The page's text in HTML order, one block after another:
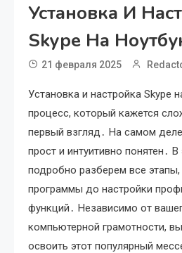
Установка И
Skype На
21 февраля 2025
Установка и настройка Skype
процесс, который кажется
первый взгляд․ На самом
прост и интуитивно понятен․
подробно разберем все этапы,
программы до настройки
функций․ Независимо от
компьютерной грамотности,
освоить этот популярный